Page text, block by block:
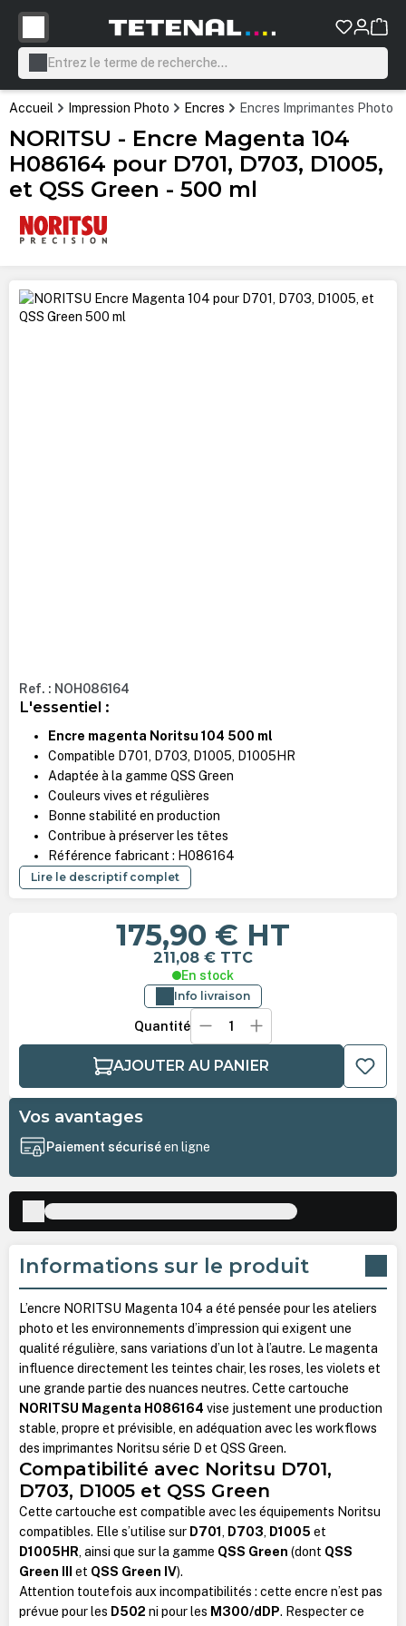
principal
Accueil Impression Photo Encres Encres Imprimantes Photo
NORITSU - Encre Magenta 104
H086164 pour D701, D703, D1005,
et QSS Green - 500 ml
Ignorer la galerie d'images
Ref. : NOH086164
L'essentiel :
Encre magenta Noritsu 104 500 ml
Compatible D701, D703, D1005, D1005HR
Adaptée à la gamme QSS Green
Couleurs vives et régulières
Bonne stabilité en production
Contribue à préserver les têtes
Référence fabricant : H086164
Lire le descriptif complet
175,90 € HT
211,08 € TTC
En stock
Info livraison
Quantité
AJOUTER AU PANIER
Vos avantages
Paiement sécuriséen ligne
Informations sur le produit
L’encre NORITSU Magenta 104 a été pensée pour les ateliers
photo et les environnements d’impression qui exigent une
qualité régulière, sans variations d’un lot à l’autre. Le magenta
influence directement les teintes chair, les roses, les violets et
une grande partie des nuances neutres. Cette cartouche
NORITSU Magenta H086164 vise justement une production
stable, propre et prévisible, en adéquation avec les workflows
des imprimantes Noritsu série D et QSS Green.
Compatibilité avec Noritsu D701,
D703, D1005 et QSS Green
Cette cartouche est compatible avec les équipements Noritsu
compatibles. Elle s’utilise sur D701 , D703, D1005 et
D1005HR, ainsi que sur la gamme QSS Green (dont QSS
Green III
et QSS Green IV).
Attention toutefois aux incompatibilités : cette encre n’est pas
prévue pour les D502 ni pour les M300/dDP. Respecter ce